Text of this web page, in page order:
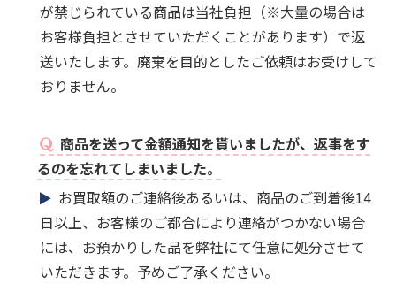
が禁じられている商品は当社負担（※大量の場合は
お客様負担とさせていただくことがあります）で返
送いたします。廃棄を目的としたご依頼はお受けして
おりません。
商品を送って金額通知を貰いましたが、返事をす
るのを忘れてしまいました。
お買取額のご連絡後あるいは、商品のご到着後14
日以上、お客様のご都合により連絡がつかない場合
には、お預かりした品を弊社にて任意に処分させて
いただきます。予めご了承ください。